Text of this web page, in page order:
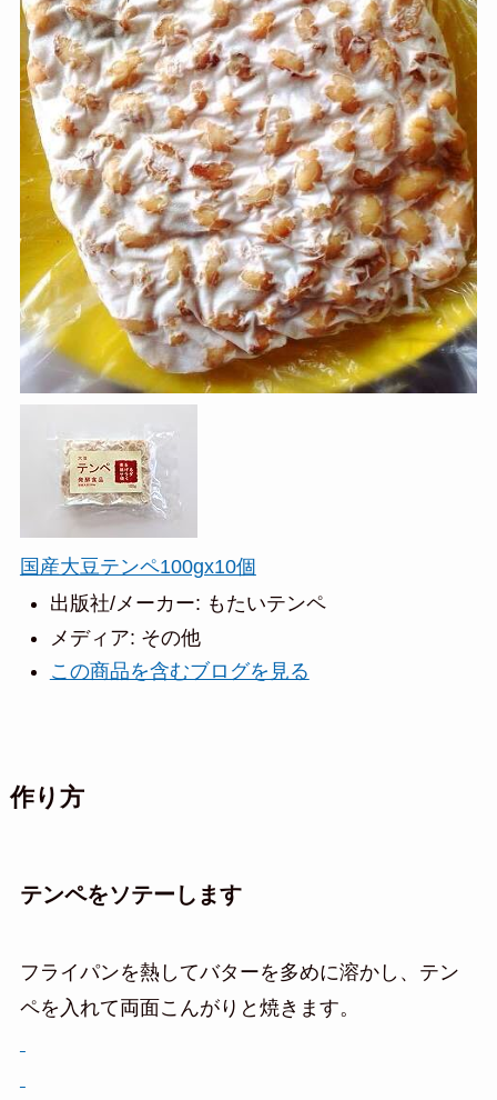
国産大豆テンペ100gx10個
出版社/メーカー: もたいテンペ
メディア: その他
この商品を含むブログを見る
作り方
テンペをソテーします
フライパンを熱してバターを多めに溶かし、テン
ペを入れて両面こんがりと焼きます。